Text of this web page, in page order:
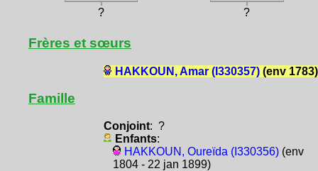
?
?
Frères et sœurs
HAKKOUN, Amar (I330357)(env 1783)
Famille
Conjoint: ?
Enfants:
HAKKOUN, Oureïda (I330356)(env
1804 - 22 jan 1899)